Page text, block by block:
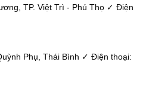
TP. Việt Trì - Phú Thọ ✓ Điện
Phụ, Thái Bình ✓ Điện thoại: